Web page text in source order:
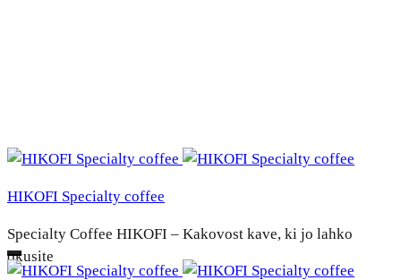
HIKOFI Specialty coffee
Specialty Coffee HIKOFI – Kakovost kave, ki jo lahko
okusite